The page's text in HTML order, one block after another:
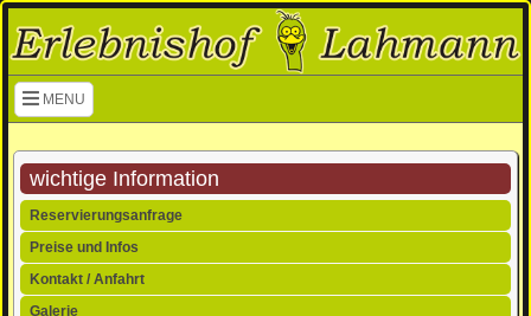
MENU
Navigation überspringen
wichtige Information
Navigation
überspringen
Reservierungsanfrage
Preise und Infos
Kontakt / Anfahrt
Galerie